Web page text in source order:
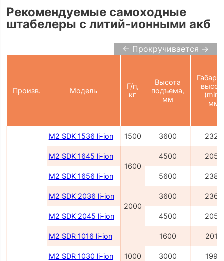
Рекомендуемые самоходные
штабелеры с литий-ионными акб
← Прокручивается →
Произв. Модель
Г/п,
кг
Высота
подъема,
мм
(min),
мм
M2 SDK 1536 li-ion 1500 3600 2327
M2 SDK 1645 li-ion
1600
4500 2054
M2 SDK 1656 li-ion 5600 2386
M2 SDK 2036 li-ion
2000
3600 2362
M2 SDK 2045 li-ion 4500 2054
M2 SDR 1016 li-ion
1000
1600 2014
M2 SDR 1030 li-ion 3000 1995